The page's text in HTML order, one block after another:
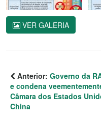
VER GALERIA
Anterior: Governo da
e condena
Câmara dos Estados
China